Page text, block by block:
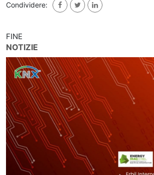
Condividere:
FINE
NOTIZIE